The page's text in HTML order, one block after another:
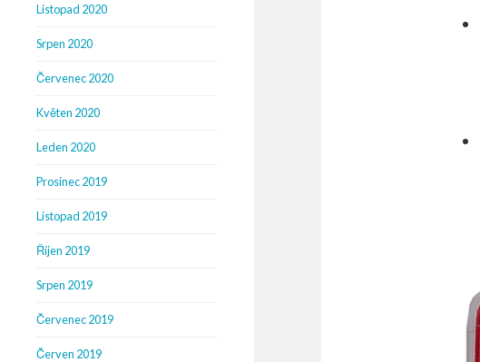
Listopad 2020
Srpen 2020
Červenec 2020
Květen 2020
Leden 2020
Prosinec 2019
Listopad 2019
Říjen 2019
Srpen 2019
Červenec 2019
Červen 2019